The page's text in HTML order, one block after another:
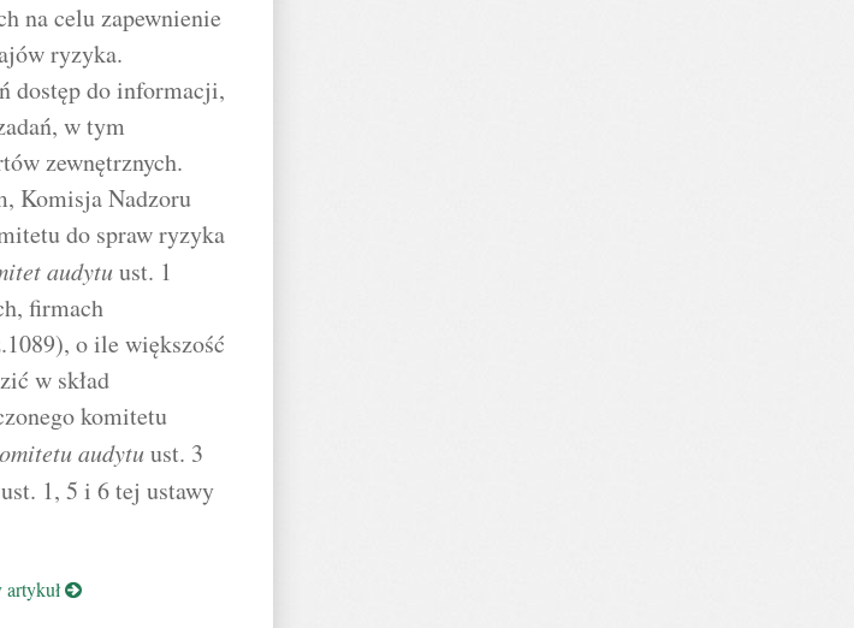
na celu zapewnienie
ryzyka.
dostęp do informacji,
w tym
zewnętrznych.
Komisja Nadzoru
do spraw ryzyka
audytuust. 1
firmach
o ile większość
w skład
komitetu
audytuust. 3
ust. 1, 5 i 6 tej ustawy
artykuł